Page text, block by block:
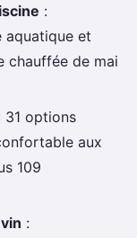
:
aquatique et
chauffée de mai
31 options
aux
109
: